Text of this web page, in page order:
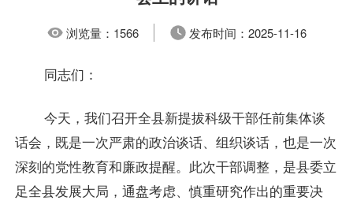
浏览量： 1566 发布时间： 2025-11-16
同志们：
今天，我们召开全县新提拔科级干部任前集体谈
话会，既是一次严肃的政治谈话、组织谈话，也是一次
深刻的党性教育和廉政提醒。此次干部调整，是县委立
足全县发展大局，通盘考虑、慎重研究作出的重要决